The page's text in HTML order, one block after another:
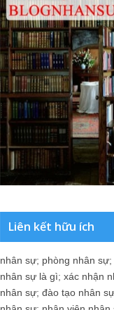
Liên kết hữu ích
nhân sự; phòng nhân sự;
nhân sự là gì; xác nhận
nhân sự; đào tạo nhân sự